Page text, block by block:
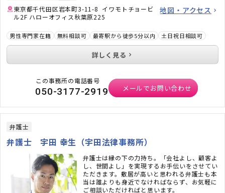
東京都千代田区岩本町3-11-8 イワモトチョービ
ル2F ハローオフィス秋葉原225
地図・アクセス
男性専門家在籍 無料相談可 最寄駅から徒歩5分以内 土日祝日相談可
詳しく見る
この事務所の電話番号
050-3177-2919 メールでお問い合わせ
弁護士
弁護士 宇田 幸生（宇田法律事務所）
弁護士は縁の下の力持ち。「会社よし、顧客よ
し、世間よし」を実現するお手伝いをさせてい
ただきます。敷居が高いと思われる弁護士も本
当は誰よりも身近でなければならず、お気軽に
ご相談いただければと思います。